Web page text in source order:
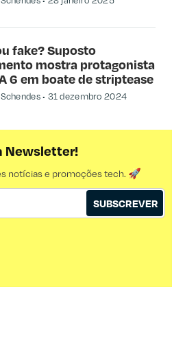
fake? Suposto
mostra protagonista
6 em boate de striptease
31 dezembro 2024
Newsletter!
notícias e promoções tech. 🚀
SUBSCREVER